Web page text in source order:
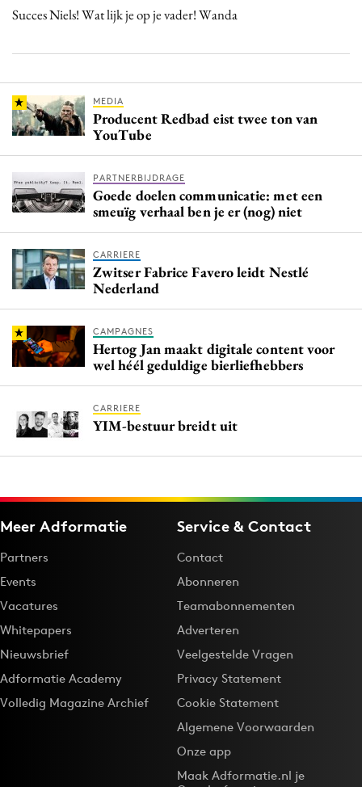
Succes Niels! Wat lijk je op je vader! Wanda
MEDIA
Producent Redbad eist twee ton van
YouTube
PARTNERBIJDRAGE
Goede doelen communicatie: met een
smeuïg verhaal ben je er (nog) niet
CARRIERE
Zwitser Fabrice Favero leidt Nestlé
Nederland
CAMPAGNES
Hertog Jan maakt digitale content voor
wel héél geduldige bierliefhebbers
CARRIERE
YIM-bestuur breidt uit
Meer Adformatie
Partners
Events
Vacatures
Whitepapers
Nieuwsbrief
Adformatie Academy
Volledig Magazine Archief
Service & Contact
Contact
Abonneren
Teamabonnementen
Adverteren
Veelgestelde Vragen
Privacy Statement
Cookie Statement
Algemene Voorwaarden
Onze app
Maak Adformatie.nl je